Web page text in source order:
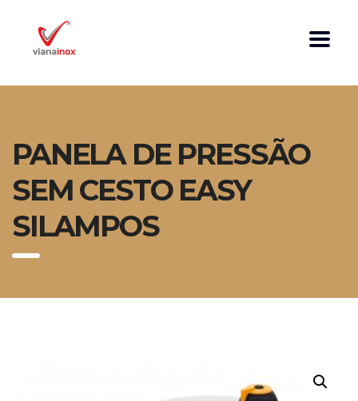
PANELA DE PRESSÃO
SEM CESTO EASY
SILAMPOS